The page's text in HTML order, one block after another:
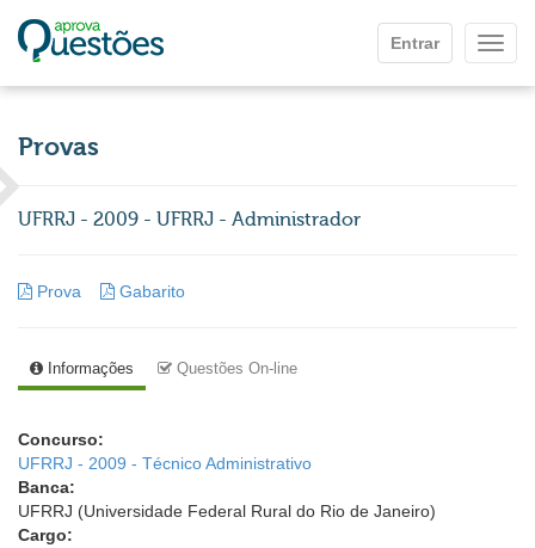
Entrar
Provas
UFRRJ - 2009 - UFRRJ - Administrador
Prova Gabarito
Informações Questões On-line
Concurso:
UFRRJ - 2009 - Técnico Administrativo
Banca:
UFRRJ (Universidade Federal Rural do Rio de Janeiro)
Cargo: